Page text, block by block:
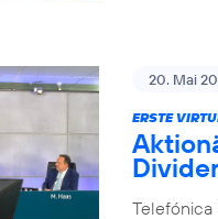
20. Mai
ERSTE
Telefónica